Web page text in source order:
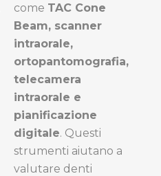
come TAC Cone
Beam, scanner
intraorale,
ortopantomografia,
telecamera
intraorale e
pianificazione
digitale. Questi
strumenti aiutano a
valutare denti